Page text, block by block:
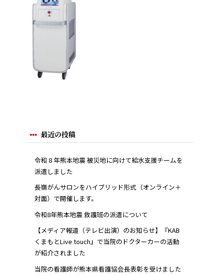
最近の投稿
令和 8 年熊本地震 被災地に向けて給水支援チームを
派遣しました
長嶺がんサロンをハイブリッド形式（オンライン＋
対面）で開催します。
令和8年熊本地震 救護班の派遣について
【メディア報道（テレビ出演）のお知らせ】『KAB
くまもとLive touch』で当院のドクターカーの活動
が紹介されました
当院の看護師が熊本県看護協会長表彰を受けました